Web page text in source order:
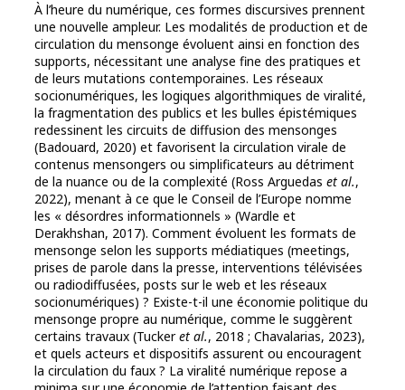
À l’heure du numérique, ces formes discursives prennent
une nouvelle ampleur. Les modalités de production et de
circulation du mensonge évoluent ainsi en fonction des
supports, nécessitant une analyse fine des pratiques et
de leurs mutations contemporaines. Les réseaux
socionumériques, les logiques algorithmiques de viralité,
la fragmentation des publics et les bulles épistémiques
redessinent les circuits de diffusion des mensonges
(Badouard, 2020) et favorisent la circulation virale de
contenus mensongers ou simplificateurs au détriment
de la nuance ou de la complexité (Ross Arguedas et al.,
2022), menant à ce que le Conseil de l’Europe nomme
les « désordres informationnels » (Wardle et
Derakhshan, 2017). Comment évoluent les formats de
mensonge selon les supports médiatiques (meetings,
prises de parole dans la presse, interventions télévisées
ou radiodiffusées, posts sur le web et les réseaux
socionumériques) ? Existe-t-il une économie politique du
mensonge propre au numérique, comme le suggèrent
certains travaux (Tuckeret al., 2018 ; Chavalarias, 2023),
et quels acteurs et dispositifs assurent ou encouragent
la circulation du faux ? La viralité numérique repose a